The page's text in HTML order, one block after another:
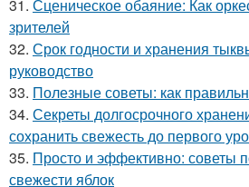
31. Сценическое обаяние: Как
зрителей
32. Срок годности и хранения
руководство
33. Полезные советы: как
34. Секреты долгосрочного
сохранить свежесть до первого
35. Просто и эффективно: советы
свежести яблок